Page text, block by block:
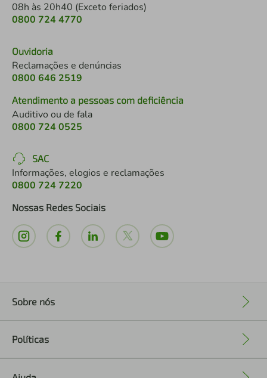
08h às 20h40 (Exceto feriados)
0800 724 4770
Ouvidoria
Reclamações e denúncias
0800 646 2519
Atendimento a pessoas com deficiência
Auditivo ou de fala
0800 724 0525
SAC
Informações, elogios e reclamações
0800 724 7220
Nossas Redes Sociais
Sobre nós
Políticas